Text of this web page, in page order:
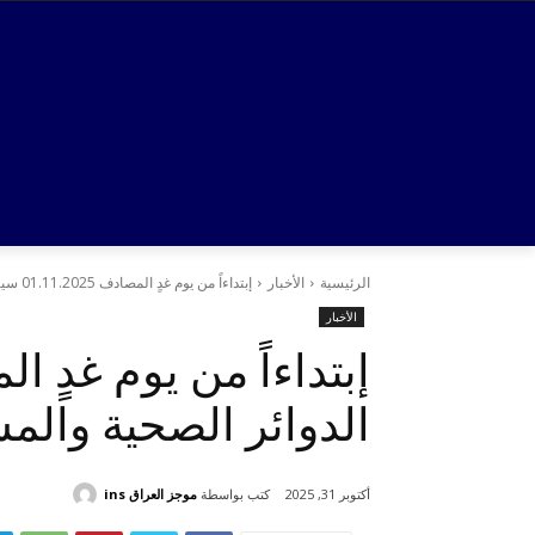
الرئيسية الأخبار إبتداءاً من يوم غدٍ المصادف 01.11.2025 سيتم زيادة الرسوم في الدوائر الصحية...
الأخبار
الدوائر الصحية
أكتوبر 31, 2025 كتب بواسطة موجز العراق ins